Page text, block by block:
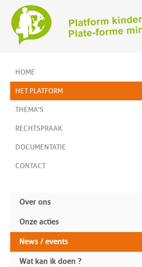
HOME
HET PLATFORM
THEMA'S
RECHTSPRAAK
DOCUMENTATIE
CONTACT
Over ons
Onze acties
News / events
Wat kan ik doen ?